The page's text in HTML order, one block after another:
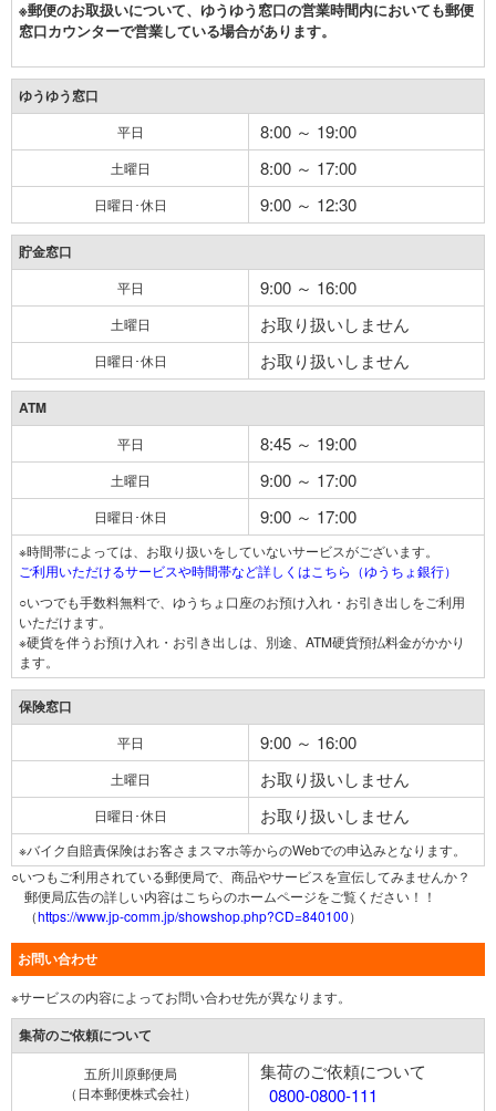
※郵便のお取扱いについて、ゆうゆう窓口の営業時間内においても郵便
窓口カウンターで営業している場合があります。
ゆうゆう窓口
平日 8:00 ～ 19:00
土曜日 8:00 ～ 17:00
日曜日･休日 9:00 ～ 12:30
貯金窓口
平日 9:00 ～ 16:00
土曜日 お取り扱いしません
日曜日･休日 お取り扱いしません
ATM
平日 8:45 ～ 19:00
土曜日 9:00 ～ 17:00
日曜日･休日 9:00 ～ 17:00
※時間帯によっては、お取り扱いをしていないサービスがございます。
ご利用いただけるサービスや時間帯など詳しくはこちら（ゆうちょ銀行）
○いつでも手数料無料で、ゆうちょ口座のお預け入れ・お引き出しをご利用
いただけます。
※硬貨を伴うお預け入れ・お引き出しは、別途、ATM硬貨預払料金がかかり
ます。
保険窓口
平日 9:00 ～ 16:00
土曜日 お取り扱いしません
日曜日･休日 お取り扱いしません
※バイク自賠責保険はお客さまスマホ等からのWebでの申込みとなります。
○いつもご利用されている郵便局で、商品やサービスを宣伝してみませんか？
郵便局広告の詳しい内容はこちらのホームページをご覧ください！！
（https://www.jp-comm.jp/showshop.php?CD=840100）
お問い合わせ
※サービスの内容によってお問い合わせ先が異なります。
集荷のご依頼について
五所川原郵便局
（日本郵便株式会社）
集荷のご依頼について
0800-0800-111